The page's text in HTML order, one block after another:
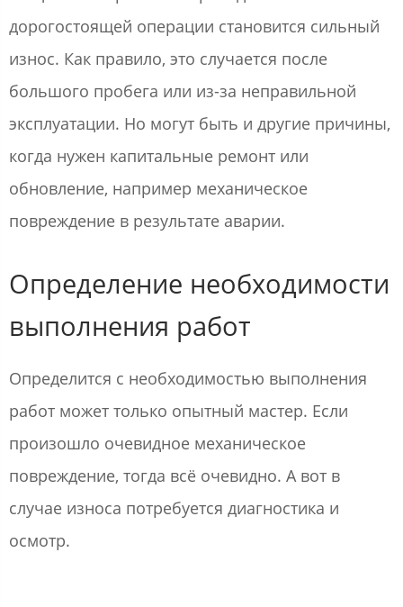
дорогостоящей операции становится сильный
износ. Как правило, это случается после
большого пробега или из-за неправильной
эксплуатации. Но могут быть и другие причины,
когда нужен капитальные ремонт или
обновление, например механическое
повреждение в результате аварии.
Определение необходимости
выполнения работ
Определится с необходимостью выполнения
работ может только опытный мастер. Если
произошло очевидное механическое
повреждение, тогда всё очевидно. А вот в
случае износа потребуется диагностика и
осмотр.